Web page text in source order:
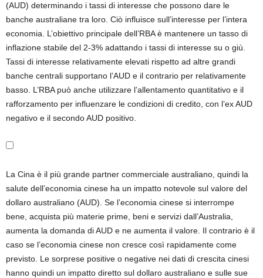
(AUD) determinando i tassi di interesse che possono dare le
banche australiane tra loro. Ciò influisce sull’interesse per l’intera
economia. L’obiettivo principale dell’RBA è mantenere un tasso di
inflazione stabile del 2-3% adattando i tassi di interesse su o giù.
Tassi di interesse relativamente elevati rispetto ad altre grandi
banche centrali supportano l’AUD e il contrario per relativamente
basso. L’RBA può anche utilizzare l’allentamento quantitativo e il
rafforzamento per influenzare le condizioni di credito, con l’ex AUD
negativo e il secondo AUD positivo.
La Cina è il più grande partner commerciale australiano, quindi la
salute dell’economia cinese ha un impatto notevole sul valore del
dollaro australiano (AUD). Se l’economia cinese si interrompe
bene, acquista più materie prime, beni e servizi dall’Australia,
aumenta la domanda di AUD e ne aumenta il valore. Il contrario è il
caso se l’economia cinese non cresce così rapidamente come
previsto. Le sorprese positive o negative nei dati di crescita cinesi
hanno quindi un impatto diretto sul dollaro australiano e sulle sue